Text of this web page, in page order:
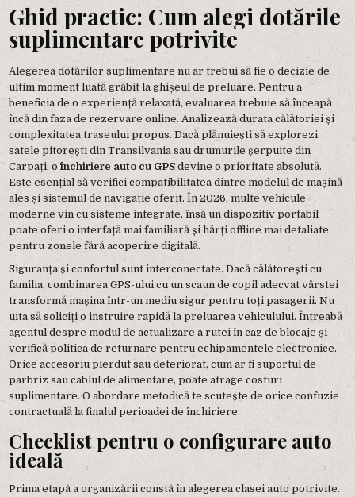
Ghid practic: Cum alegi dotările
suplimentare potrivite
Alegerea dotărilor suplimentare nu ar trebui să fie o decizie de
ultim moment luată grăbit la ghișeul de preluare. Pentru a
beneficia de o experiență relaxată, evaluarea trebuie să înceapă
încă din faza de rezervare online. Analizează durata călătoriei și
complexitatea traseului propus. Dacă plănuiești să explorezi
satele pitorești din Transilvania sau drumurile șerpuite din
Carpați, oînchiriere auto cu GPS devine o prioritate absolută.
Este esențial să verifici compatibilitatea dintre modelul de mașină
ales și sistemul de navigație oferit. În 2026, multe vehicule
moderne vin cu sisteme integrate, însă un dispozitiv portabil
poate oferi o interfață mai familiară și hărți offline mai detaliate
pentru zonele fără acoperire digitală.
Siguranța și confortul sunt interconectate. Dacă călătorești cu
familia, combinarea GPS-ului cu un scaun de copil adecvat vârstei
transformă mașina într-un mediu sigur pentru toți pasagerii. Nu
uita să soliciți o instruire rapidă la preluarea vehiculului. Întreabă
agentul despre modul de actualizare a rutei în caz de blocaje și
verifică politica de returnare pentru echipamentele electronice.
Orice accesoriu pierdut sau deteriorat, cum ar fi suportul de
parbriz sau cablul de alimentare, poate atrage costuri
suplimentare. O abordare metodică te scutește de orice confuzie
contractuală la finalul perioadei de închiriere.
Checklist pentru o configurare auto
ideală
Prima etapă a organizării constă în alegerea clasei auto potrivite.